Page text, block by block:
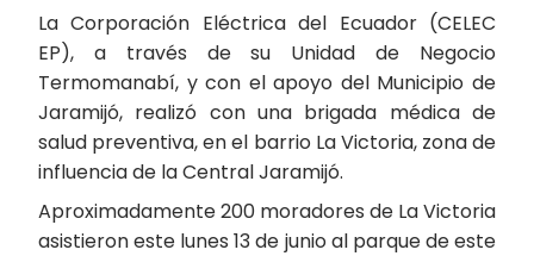
La Corporación Eléctrica del Ecuador (CELEC
EP), a través de su Unidad de Negocio
Termomanabí, y con el apoyo del Municipio de
Jaramijó, realizó con una brigada médica de
salud preventiva, en el barrio La Victoria, zona de
influencia de la Central Jaramijó.
Aproximadamente 200 moradores de La Victoria
asistieron este lunes 13 de junio al parque de este